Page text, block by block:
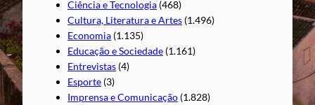
Ciência e Tecnologia (468)
Cultura, Literatura e Artes (1.496)
Economia (1.135)
Educação e Sociedade (1.161)
Entrevistas (4)
Esporte (3)
Imprensa e Comunicação (1.828)